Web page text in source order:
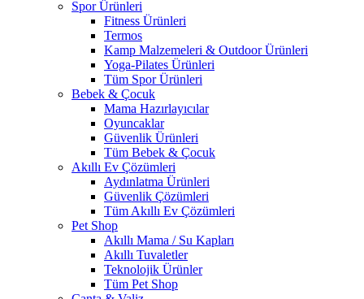
Spor Ürünleri
Fitness Ürünleri
Termos
Kamp Malzemeleri & Outdoor Ürünleri
Yoga-Pilates Ürünleri
Tüm Spor Ürünleri
Bebek & Çocuk
Mama Hazırlayıcılar
Oyuncaklar
Güvenlik Ürünleri
Tüm Bebek & Çocuk
Akıllı Ev Çözümleri
Aydınlatma Ürünleri
Güvenlik Çözümleri
Tüm Akıllı Ev Çözümleri
Pet Shop
Akıllı Mama / Su Kapları
Akıllı Tuvaletler
Teknolojik Ürünler
Tüm Pet Shop